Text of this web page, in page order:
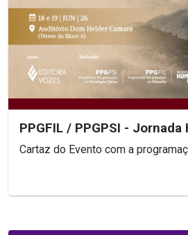
PPGFIL / PPGPSI -
Cartaz do Evento com a